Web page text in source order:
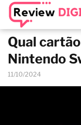
Qual
Nintendo
11/10/2024